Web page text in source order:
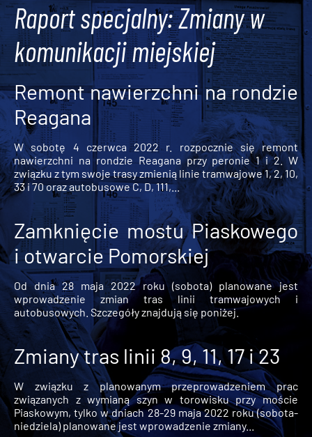
Raport specjalny: Zmiany w
komunikacji miejskiej
Remont nawierzchni na rondzie
Reagana
W sobotę 4 czerwca 2022 r. rozpocznie się remont
nawierzchni na rondzie Reagana przy peronie 1 i 2. W
związku z tym swoje trasy zmienią linie tramwajowe 1, 2, 10,
33 i 70 oraz autobusowe C, D, 111,...
Zamknięcie mostu Piaskowego
i otwarcie Pomorskiej
Od dnia 28 maja 2022 roku (sobota) planowane jest
wprowadzenie zmian tras linii tramwajowych i
autobusowych. Szczegóły znajdują się poniżej.
Zmiany tras linii 8, 9, 11, 17 i 23
W związku z planowanym przeprowadzeniem prac
związanych z wymianą szyn w torowisku przy moście
Piaskowym, tylko w dniach 28-29 maja 2022 roku (sobota-
niedziela) planowane jest wprowadzenie zmiany...